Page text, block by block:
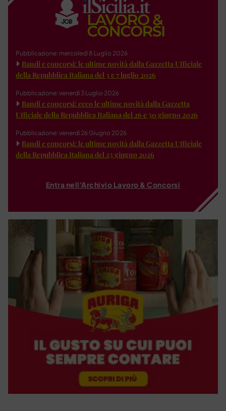
Pubblicazione: mercoledì 8 Luglio 2026
Bandi e concorsi: le ultime novità dalla Gazzetta Ufficiale
della Repubblica Italiana del 3 e 7 luglio 2026
Pubblicazione: venerdì 3 Luglio 2026
Bandi e concorsi: ecco le ultime novità dalla Gazzetta
Ufficiale della Repubblica Italiana del 26 e 30 giugno 2026
Pubblicazione: venerdì 26 Giugno 2026
Bandi e concorsi: le ultime novità dalla Gazzetta Ufficiale
della Repubblica Italiana del 23 giugno 2026
Entra nell'Archivio Lavoro & Concorsi